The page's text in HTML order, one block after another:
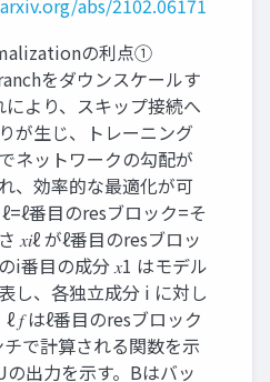
の利点①
をダウンスケールす
により、スキップ接続へ
が生じ、トレーニング
ネットワークの勾配が
、効率的な最適化が可
番目のresブロック=そ
𝑥𝑖ℓ がℓ番目のresブロッ
i番目の成分 𝑥1 はモデル
し、各独立成分 i に対し
𝑓 はℓ番目のresブロック
で計算される関数を示
の出力を示す。Bはバッ